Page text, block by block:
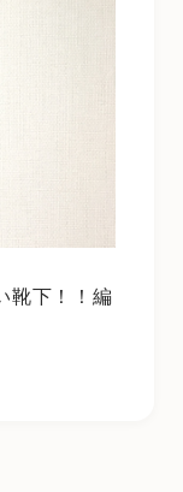
靴下！！編